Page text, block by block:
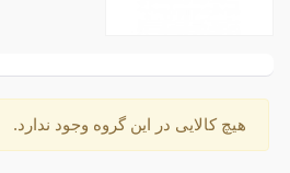
هیچ کالایی در این گروه وجود ندارد.